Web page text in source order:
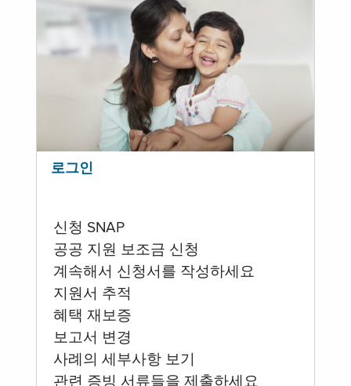
로그인
신청 SNAP
공공 지원 보조금 신청
계속해서 신청서를 작성하세요
지원서 추적
혜택 재보증
보고서 변경
사례의 세부사항 보기
관련 증빙 서류들을 제출하세요